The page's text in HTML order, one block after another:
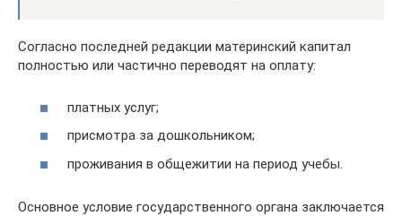
Согласно последней редакции материнский капитал
полностью или частично переводят на оплату:
платных услуг;
присмотра за дошкольником;
проживания в общежитии на период учебы.
Основное условие государственного органа заключается